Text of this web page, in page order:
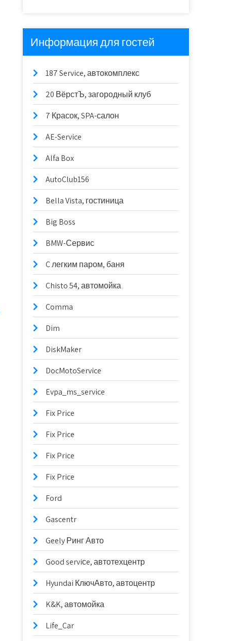
Информация для гостей
187 Service, автокомплекс
20 ВёрстЪ, загородный клуб
7 Красок, SPA-салон
AE-Service
Alfa Box
AutoClub156
Bella Vista, гостиница
Big Boss
BMW-Сервис
C легким паром, баня
Chisto 54, автомойка
Comma
Dim
DiskMaker
DocMotoService
Evpa_ms_service
Fix Price
Fix Price
Fix Price
Fix Price
Ford
Gascentr
Geely Ринг Авто
Good serviсe, автотехцентр
Hyundai КлючАвто, автоцентр
K&K, автомойка
Life_Car